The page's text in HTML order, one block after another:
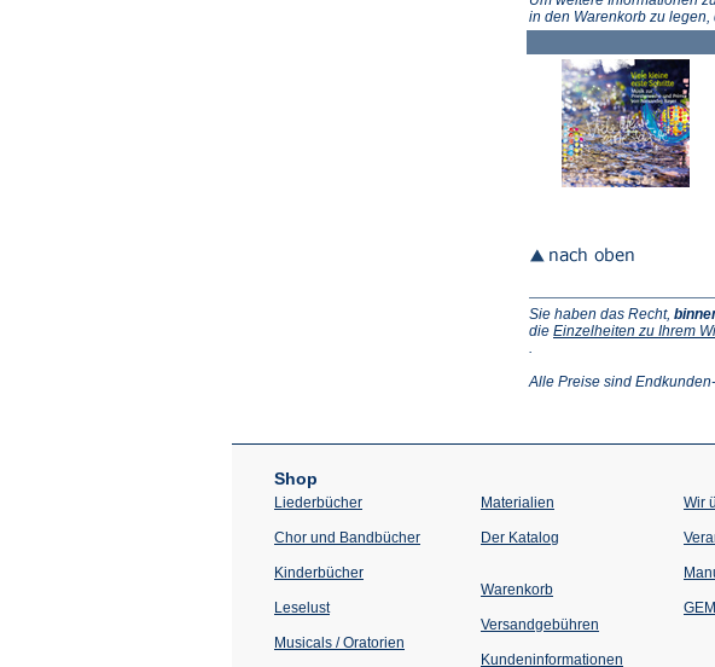
in den Warenkorb zu
Sie haben das Recht,
die Einzelheiten zu Ihrem
einem
.
Alle Preise sind
Shop
Liederbücher
Chor und Bandbücher
Kinderbücher
Leselust
Musicals / Oratorien
Materialien
Der Katalog
Warenkorb
Versandgebühren
Kundeninformationen
Wir